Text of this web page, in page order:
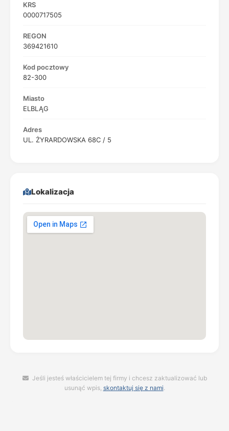
KRS
0000717505
REGON
369421610
Kod pocztowy
82-300
Miasto
ELBLĄG
Adres
UL. ŻYRARDOWSKA 68C / 5
Lokalizacja
Jeśli jesteś właścicielem tej firmy i chcesz zaktualizować lub
usunąć wpis, skontaktuj się z nami.